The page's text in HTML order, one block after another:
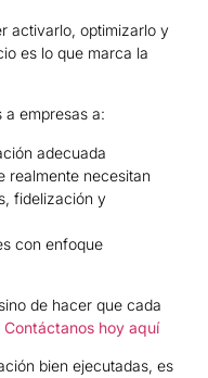
activarlo, optimizarlo y
es lo que marca la
a empresas a:
adecuada
realmente necesitan
fidelización y
con enfoque
de hacer que cada
Contáctanos hoy aquí
bien ejecutadas, es